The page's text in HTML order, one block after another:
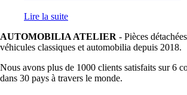
Lire la suite
AUTOMOBILIA ATELIER - Pièces
véhicules classiques et automobilia depuis 2018.
Nous avons plus de 1000 clients satisfaits sur 6
dans 30 pays à travers le monde.